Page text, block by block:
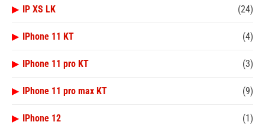
▶ IP XS LK (24)
▶ IPhone 11 KT (4)
▶ IPhone 11 pro KT (3)
▶ IPhone 11 pro max KT (9)
▶ IPhone 12 (1)